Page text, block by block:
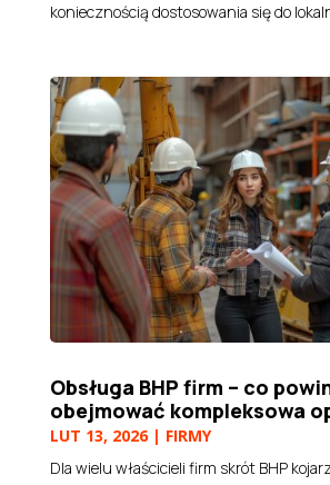
koniecznością dostosowania się do
Obsługa BHP firm – co
obejmować kompleksowa
LUT 13, 2026| FIRMY
Dla wielu właścicieli firm skrót BHP